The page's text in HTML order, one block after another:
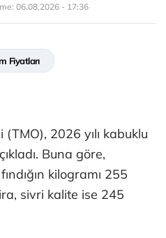
06.08.2026 - 17:36
Fiyatları
2026 yılı kabuklu
Buna göre,
kilogramı 255
sivri kalite ise 245